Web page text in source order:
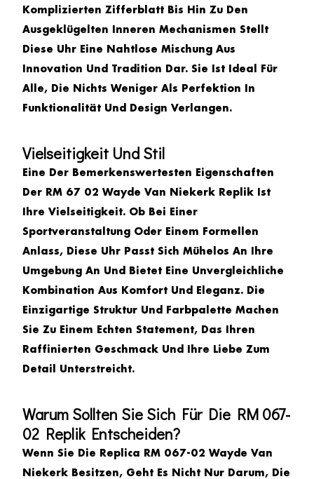
Komplizierten Zifferblatt Bis Hin Zu Den
Ausgeklügelten Inneren Mechanismen Stellt
Diese Uhr Eine Nahtlose Mischung Aus
Innovation Und Tradition Dar. Sie Ist Ideal Für
Alle, Die Nichts Weniger Als Perfektion In
Funktionalität Und Design Verlangen.
Vielseitigkeit Und Stil
Eine Der Bemerkenswertesten Eigenschaften
Der RM 67 02 Wayde Van Niekerk Replik Ist
Ihre Vielseitigkeit. Ob Bei Einer
Sportveranstaltung Oder Einem Formellen
Anlass, Diese Uhr Passt Sich Mühelos An Ihre
Umgebung An Und Bietet Eine Unvergleichliche
Kombination Aus Komfort Und Eleganz. Die
Einzigartige Struktur Und Farbpalette Machen
Sie Zu Einem Echten Statement, Das Ihren
Raffinierten Geschmack Und Ihre Liebe Zum
Detail Unterstreicht.
Warum Sollten Sie Sich Für Die RM 067-
02 Replik Entscheiden?
Wenn Sie Die Replica RM 067-02 Wayde Van
Niekerk Besitzen, Geht Es Nicht Nur Darum, Die